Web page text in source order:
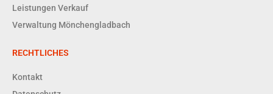
Leistungen Verkauf
Verwaltung Mönchengladbach
RECHTLICHES
Kontakt